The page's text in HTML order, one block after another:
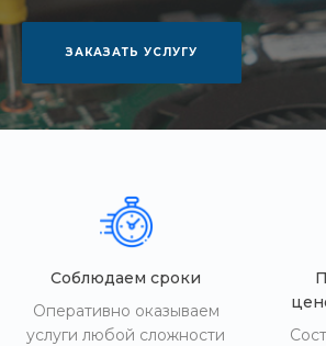
ЗАКАЗАТЬ УСЛУГУ
Соблюдаем сроки
Оперативно оказываем
услуги любой сложности